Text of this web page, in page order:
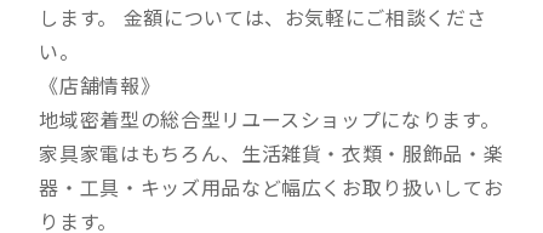
します。 金額については、お気軽にご相談くださ
い。
《店舗情報》
地域密着型の総合型リユースショップになります。
家具家電はもちろん、生活雑貨・衣類・服飾品・楽
器・工具・キッズ用品など幅広くお取り扱いしてお
ります。